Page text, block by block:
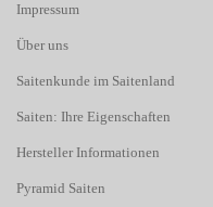
Impressum
Über uns
Saitenkunde im Saitenland
Saiten: Ihre Eigenschaften
Hersteller Informationen
Pyramid Saiten